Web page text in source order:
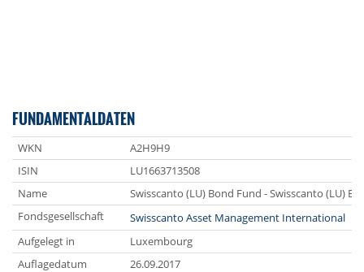
FUNDAMENTALDATEN
WKN
A2H9H9
ISIN
LU1663713508
Name
Swisscanto (LU) Bond Fund - Swisscanto (LU)
Fondsgesellschaft
Swisscanto Asset Management International
Aufgelegt in
Luxembourg
Auflagedatum
26.09.2017